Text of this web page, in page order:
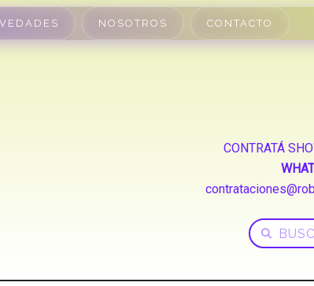
NOSOTROS CONTACTO
CONTRATÁ